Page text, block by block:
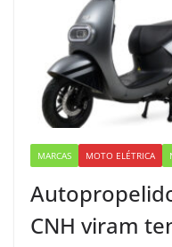
MARCAS MOTO ELÉTRICA
CNH viram